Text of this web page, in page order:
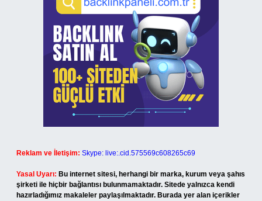
Reklam ve İletişim: Skype: live:.cid.575569c608265c69
Yasal Uyarı: Bu internet sitesi, herhangi bir marka, kurum veya şahıs
şirketi ile hiçbir bağlantısı bulunmamaktadır. Sitede yalnızca kendi
hazırladığımız makaleler paylaşılmaktadır. Burada yer alan içerikler